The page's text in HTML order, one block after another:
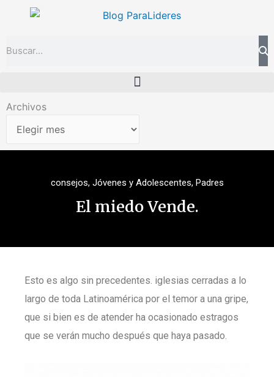
Archivos
Archivos
consejos, Jóvenes y Adolescentes, Padres
El miedo Vende.
Esto es algo sin precedentes. iglesias cerradas a lo
largo de toda Latinoamérica por el temor a una gripe,
que si bien es de atender ha ocasionado estragos
que se verán mucho después que haya pasado.